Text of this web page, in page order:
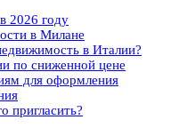
2026 году
в Милане
в Италии?
по сниженной цене
для оформления
пригласить?